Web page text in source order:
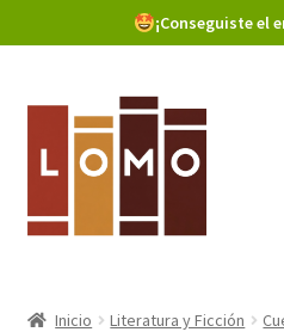
¡Conseguiste el
la
navegación
contenido
Inicio Literatura y Ficción